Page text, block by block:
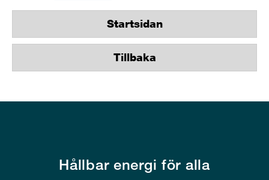
Startsidan
Tillbaka
Hållbar energi för alla